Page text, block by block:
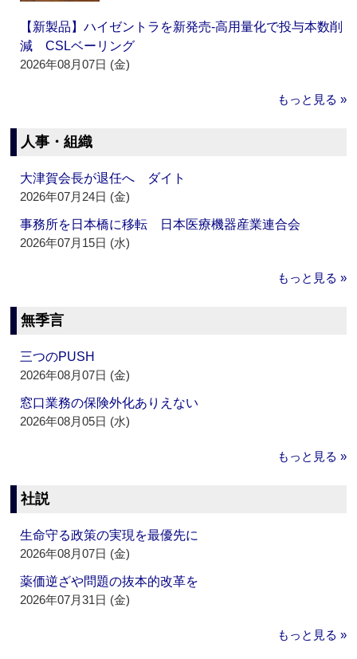
【新製品】ハイゼントラを新発売‐高用量化で投与本数削
減 CSLベーリング
2026年08月07日 (金)
もっと見る »
人事・組織
大津賀会長が退任へ ダイト
2026年07月24日 (金)
事務所を日本橋に移転 日本医療機器産業連合会
2026年07月15日 (水)
もっと見る »
無季言
三つのPUSH
2026年08月07日 (金)
窓口業務の保険外化ありえない
2026年08月05日 (水)
もっと見る »
社説
生命守る政策の実現を最優先に
2026年08月07日 (金)
薬価逆ざや問題の抜本的改革を
2026年07月31日 (金)
もっと見る »